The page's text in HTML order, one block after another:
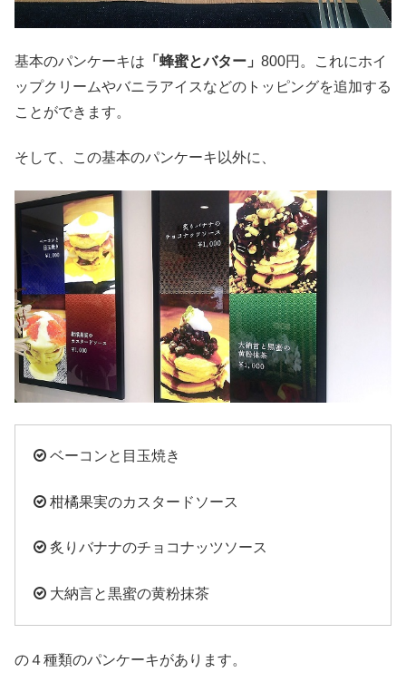
基本のパンケーキは 「蜂蜜とバター」 800円。これにホイ
ップクリームやバニラアイスなどのトッピングを追加する
ことができます。
そして、この基本のパンケーキ以外に、
ベーコンと目玉焼き
柑橘果実のカスタードソース
炙りバナナのチョコナッツソース
大納言と黒蜜の黄粉抹茶
の４種類のパンケーキがあります。